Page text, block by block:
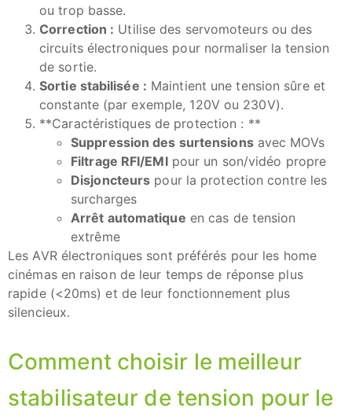
ou trop basse.
Correction : Utilise des servomoteurs ou des
circuits électroniques pour normaliser la tension
de sortie.
Sortie stabilisée : Maintient une tension sûre et
constante (par exemple, 120V ou 230V).
**Caractéristiques de protection : **
Suppression des surtensionsavec MOVs
Filtrage RFI/EMIpour un son/vidéo propre
Disjoncteurs pour la protection contre les
surcharges
Arrêt automatique en cas de tension
extrême
Les AVR électroniques sont préférés pour les home
cinémas en raison de leur temps de réponse plus
rapide (<20ms) et de leur fonctionnement plus
silencieux.
Comment choisir le meilleur
stabilisateur de tension pour le